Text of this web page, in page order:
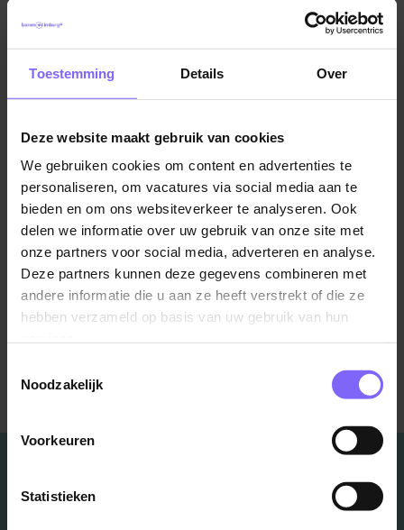
Toestemming Details Over
Deze website maakt gebruik van cookies
We gebruiken cookies om content en advertenties te
personaliseren, om vacatures via social media aan te
bieden en om ons websiteverkeer te analyseren. Ook
delen we informatie over uw gebruik van onze site met
onze partners voor social media, adverteren en analyse.
Deze partners kunnen deze gegevens combineren met
andere informatie die u aan ze heeft verstrekt of die ze
hebben verzameld op basis van uw gebruik van hun
Noodzakelijk
Voorkeuren
Statistieken
Illustreer je motivatie in de eerste alinea al met een mini-
Vermeld je opleiding en ervaring zonder op te scheppen
Benadruk je persoonlijke eigenschappen die aansluiten
Illustreer je interesses met persoonlijke details en
anekdotes
Schets een toekomstbeeld van jezelf in de nieuwe baan
of opleiding
Sluit beleefd af